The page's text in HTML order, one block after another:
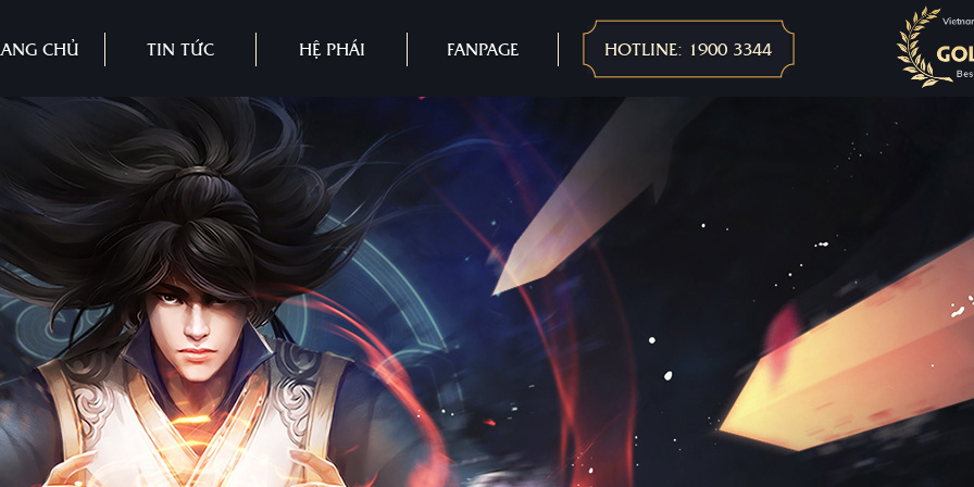
CHỦ TIN TỨC HỆ PHÁI FANPAGE HOTLINE: 1900 3344